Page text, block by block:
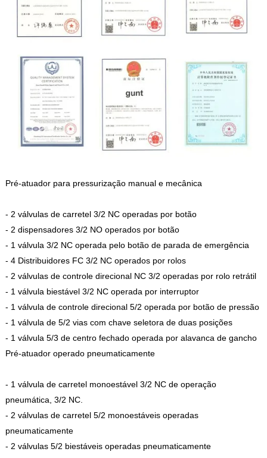
Pré-atuador para pressurização manual e mecânica
- 2 válvulas de carretel 3/2 NC operadas por botão
- 2 dispensadores 3/2 NO operados por botão
- 1 válvula 3/2 NC operada pelo botão de parada de emergência
- 4 Distribuidores FC 3/2 NC operados por rolos
- 2 válvulas de controle direcional NC 3/2 operadas por rolo retrátil
- 1 válvula biestável 3/2 NC operada por interruptor
- 1 válvula de controle direcional 5/2 operada por botão de pressão
- 1 válvula de 5/2 vias com chave seletora de duas posições
- 1 válvula 5/3 de centro fechado operada por alavanca de gancho
Pré-atuador operado pneumaticamente
- 1 válvula de carretel monoestável 3/2 NC de operação
pneumática, 3/2 NC.
- 2 válvulas de carretel 5/2 monoestáveis operadas
pneumaticamente
- 2 válvulas 5/2 biestáveis operadas pneumaticamente